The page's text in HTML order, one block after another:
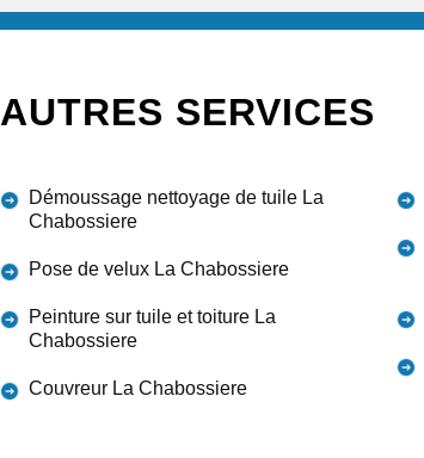
AUTRES SERVICES
Démoussage nettoyage de tuile La
Chabossiere
Pose de velux La Chabossiere
Peinture sur tuile et toiture La
Chabossiere
Couvreur La Chabossiere